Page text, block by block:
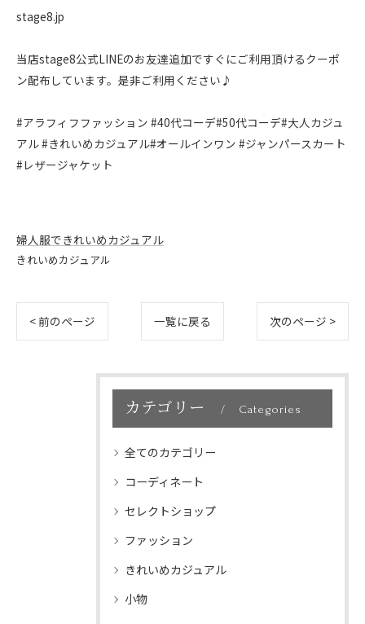
stage8.jp
当店stage8公式LINEのお友達追加ですぐにご利用頂けるクーポ
ン配布しています。是非ご利用ください♪
#アラフィフファッション #40代コーデ#50代コーデ#大人カジュ
アル #きれいめカジュアル#オールインワン #ジャンパースカート
#レザージャケット
婦人服できれいめカジュアル
きれいめカジュアル
< 前のページ 一覧に戻る 次のページ >
カテゴリー Categories
全てのカテゴリー
コーディネート
セレクトショップ
ファッション
きれいめカジュアル
小物